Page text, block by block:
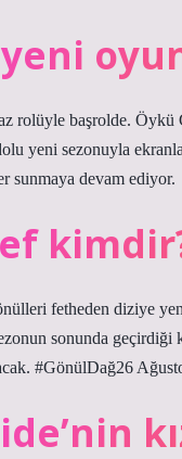
yeni
rolüyle başrolde. Öykü
yeni sezonuyla
sunmaya devam ediyor.
fetheden diziye
sonunda geçirdiği
#GönülDağ26